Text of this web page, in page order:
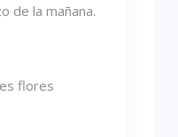
de la mañana.
flores